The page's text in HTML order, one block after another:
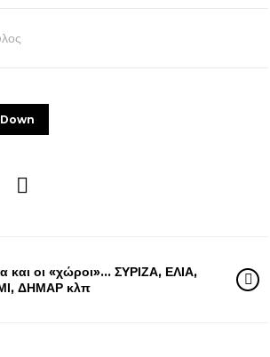
και οι «χώροι»… ΣΥΡΙΖΑ, ΕΛΙΑ,
ΔΗΜΑΡ κλπ